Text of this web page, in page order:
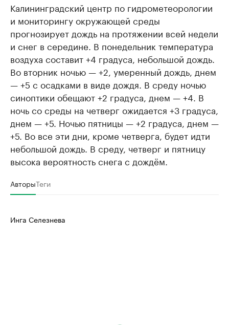
Калининградский центр по гидрометеорологии
и мониторингу окружающей среды
прогнозирует дождь на протяжении всей недели
и снег в середине. В понедельник температура
воздуха составит +4 градуса, небольшой дождь.
Во вторник ночью — +2, умеренный дождь, днем
— +5 с осадками в виде дождя. В среду ночью
синоптики обещают +2 градуса, днем — +4. В
ночь со среды на четверг ожидается +3 градуса,
днем — +5. Ночью пятницы — +2 градуса, днем —
+5. Во все эти дни, кроме четверга, будет идти
небольшой дождь. В среду, четверг и пятницу
высока вероятность снега с дождём.
АвторыТеги
Инга Селезнева